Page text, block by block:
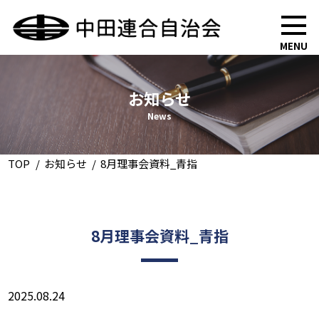
MENU
お知らせ
News
TOP お知らせ 8月理事会資料_青指
8月理事会資料_青指
2025.08.24